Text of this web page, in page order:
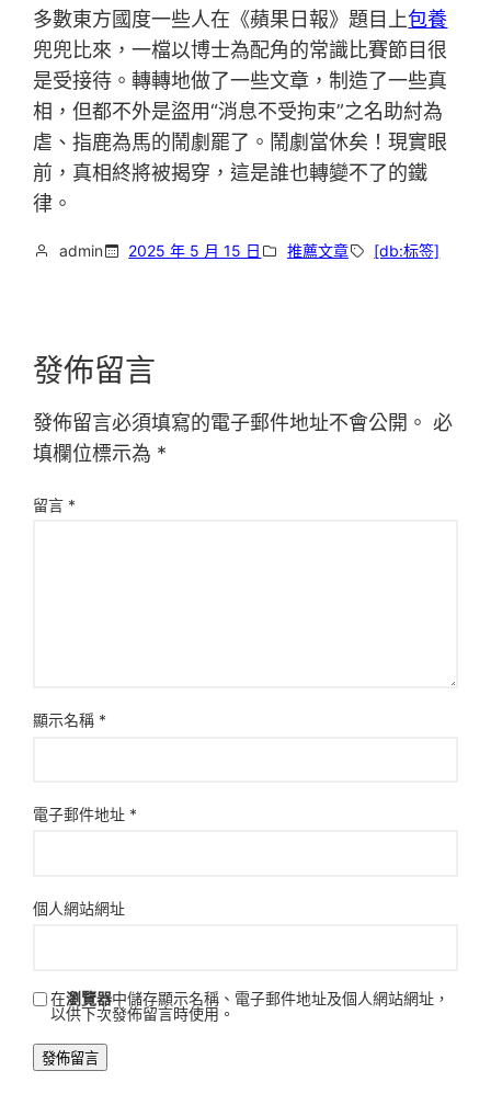
多數東方國度一些人在《蘋果日報》題目上包養
兜兜比來，一檔以博士為配角的常識比賽節目很
是受接待。轉轉地做了一些文章，制造了一些真
相，但都不外是盜用“消息不受拘束”之名助紂為
虐、指鹿為馬的鬧劇罷了。鬧劇當休矣！現實眼
前，真相終將被揭穿，這是誰也轉變不了的鐵
律。
admin 2025 年 5 月 15 日 推薦文章 [db:标签]
發佈留言
發佈留言必須填寫的電子郵件地址不會公開。 必
填欄位標示為 *
留言 *
顯示名稱 *
電子郵件地址 *
個人網站網址
在瀏覽器中儲存顯示名稱、電子郵件地址及個人網站網址，
以供下次發佈留言時使用。